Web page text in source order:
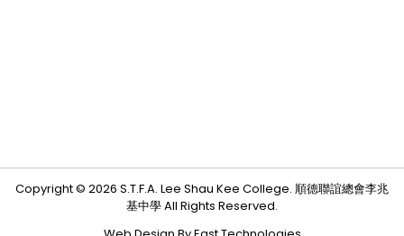
Copyright © 2026 S.T.F.A. Lee Shau Kee College. 順德聯誼總會李兆
基中學 All Rights Reserved.